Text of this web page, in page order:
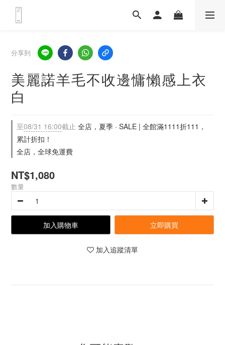
分享到
美麗諾羊毛不收邊慵懶感上衣
白
至08/31 16:00截止 全店，夏季 · SALE | 全館滿1111折111，
累計折扣！
全店，全球免運費
NT$1,080
數量
加入購物車 立即購買
加入追蹤清單